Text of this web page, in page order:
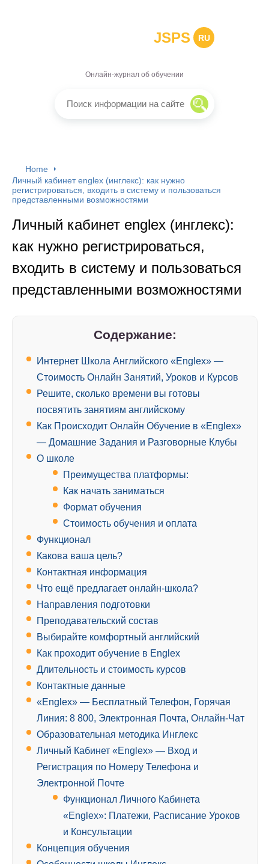
JSPS RU
Онлайн-журнал об обучении
Home
Личный кабинет englex (инглекс): как нужно
регистрироваться, входить в систему и пользоваться
представленными возможностями
Личный кабинет englex (инглекс):
как нужно регистрироваться,
входить в систему и пользоваться
представленными возможностями
Содержание:
Интернет Школа Английского «Englex» —
Стоимость Онлайн Занятий, Уроков и Курсов
Решите, сколько времени вы готовы
посвятить занятиям английскому
Как Происходит Онлайн Обучение в «Englex»
— Домашние Задания и Разговорные Клубы
О школе
Преимущества платформы:
Как начать заниматься
Формат обучения
Стоимость обучения и оплата
Функционал
Какова ваша цель?
Контактная информация
Что ещё предлагает онлайн-школа?
Направления подготовки
Преподавательский состав
Выбирайте комфортный английский
Как проходит обучение в Englex
Длительность и стоимость курсов
Контактные данные
«Englex» — Бесплатный Телефон, Горячая
Линия: 8 800, Электронная Почта, Онлайн-Чат
Образовательная методика Инглекс
Личный Кабинет «Englex» — Вход и
Регистрация по Номеру Телефона и
Электронной Почте
Функционал Личного Кабинета
«Englex»: Платежи, Расписание Уроков
и Консультации
Концепция обучения